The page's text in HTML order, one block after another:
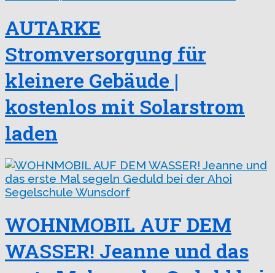
AUTARKE
Stromversorgung für
kleinere Gebäude |
kostenlos mit Solarstrom
laden
WOHNMOBIL AUF DEM
WASSER! Jeanne und das